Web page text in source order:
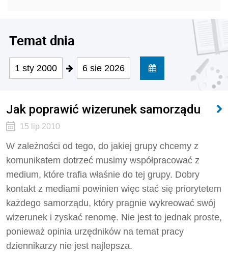
Temat dnia
1 sty 2000 6 sie 2026
Jak poprawić wizerunek samorządu
15 lip 2010
W zależności od tego, do jakiej grupy chcemy z
komunikatem dotrzeć musimy współpracować z
medium, które trafia właśnie do tej grupy. Dobry
kontakt z mediami powinien więc stać się priorytetem
każdego samorządu, który pragnie wykreować swój
wizerunek i zyskać renomę. Nie jest to jednak proste,
ponieważ opinia urzędników na temat pracy
dziennikarzy nie jest najlepsza.